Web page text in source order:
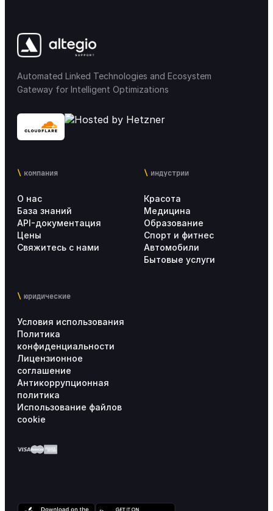
Automated Linked Technologies and Ecosystem
Gateway for Intelligent Optimizations
компания
О нас
База знаний
API-документация
Цены
Свяжитесь с нами
индустрии
Красота
Медицина
Образование
Спорт и фитнес
Автомобили
Бытовые услуги
юридические
Условия использования
Политика
конфиденциальности
Лицензионное
соглашение
Антикоррупционная
политика
Использование файлов
cookie